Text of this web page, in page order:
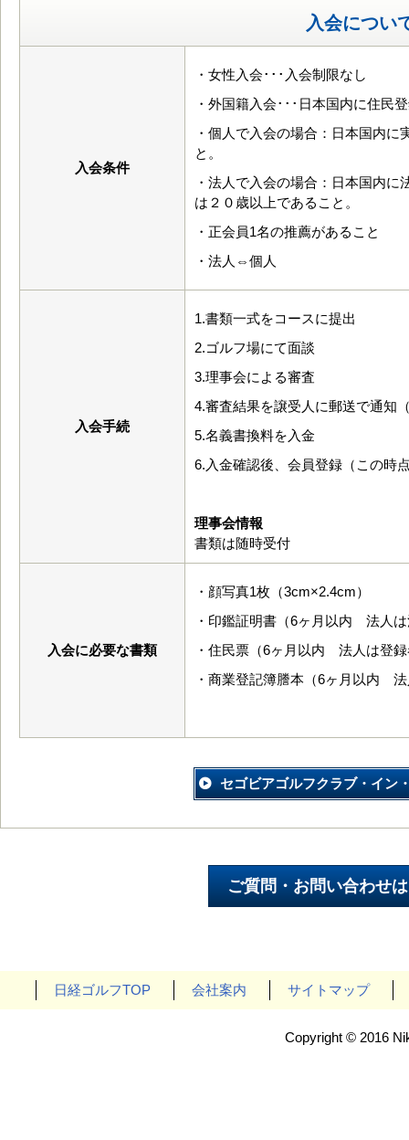
入会につい
入会条件
・女性入会･･･入会制限なし
・外国籍入会･･･日本国内に住民
・個人で入会の場合：日本国内
と。
・法人で入会の場合：日本国内
は２０歳以上であること。
・正会員1名の推薦があること
・法人⇔個人
入会手続
1.書類一式をコースに提出
2.ゴルフ場にて面談
3.理事会による審査
4.審査結果を譲受人に郵送で通知
5.名義書換料を入金
6.入金確認後、会員登録（この時
理事会情報
書類は随時受付
入会に必要な書類
・顔写真1枚（3cm×2.4cm）
・印鑑証明書（6ヶ月以内 法人
・住民票（6ヶ月以内 法人は登
・商業登記簿謄本（6ヶ月以内
セゴビアゴルフクラブ・イン
日経ゴルフTOP 会社案内 サイトマップ
Copyright © 2016